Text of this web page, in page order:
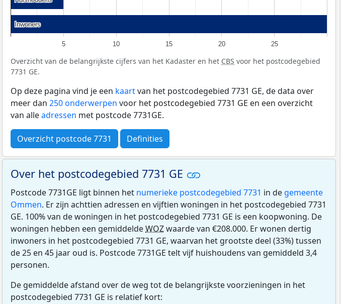
5 10 15 20 25
Inwoners
Inwoners
Overzicht van de belangrijkste cijfers van het Kadaster en het CBS voor het postcodegebied
7731 GE.
Op deze pagina vind je een kaartvan het postcodegebied 7731 GE, de data over
meer dan 250 onderwerpen voor het postcodegebied 7731 GE en een overzicht
van alleadressen met postcode 7731GE.
Overzicht postcode 7731 Definities
Over het postcodegebied 7731 GE
Postcode 7731GE ligt binnen het numerieke postcodegebied 7731 in de gemeente
Ommen. Er zijn achttien adressen en vijftien woningen in het postcodegebied 7731
GE. 100% van de woningen in het postcodegebied 7731 GE is een koopwoning. De
woningen hebben een gemiddeldeWOZwaarde van €208.000. Er wonen dertig
inwoners in het postcodegebied 7731 GE, waarvan het grootste deel (33%) tussen
de 25 en 45 jaar oud is. Postcode 7731GE telt vijf huishoudens van gemiddeld 3,4
personen.
De gemiddelde afstand over de weg tot de belangrijkste voorzieningen in het
postcodegebied 7731 GE is relatief kort: